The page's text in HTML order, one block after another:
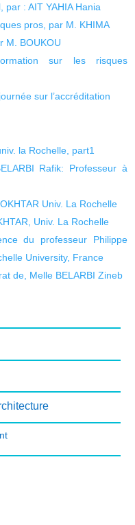
par : AIT YAHIA Hania
pros, par M. KHIMA
M. BOUKOU
sur les risques
sur l’accréditation
la Rochelle, part1
Rafik: Professeur à
Univ. La Rochelle
Univ. La Rochelle
du professeur Philippe
University, France
de, Melle BELARBI Zineb